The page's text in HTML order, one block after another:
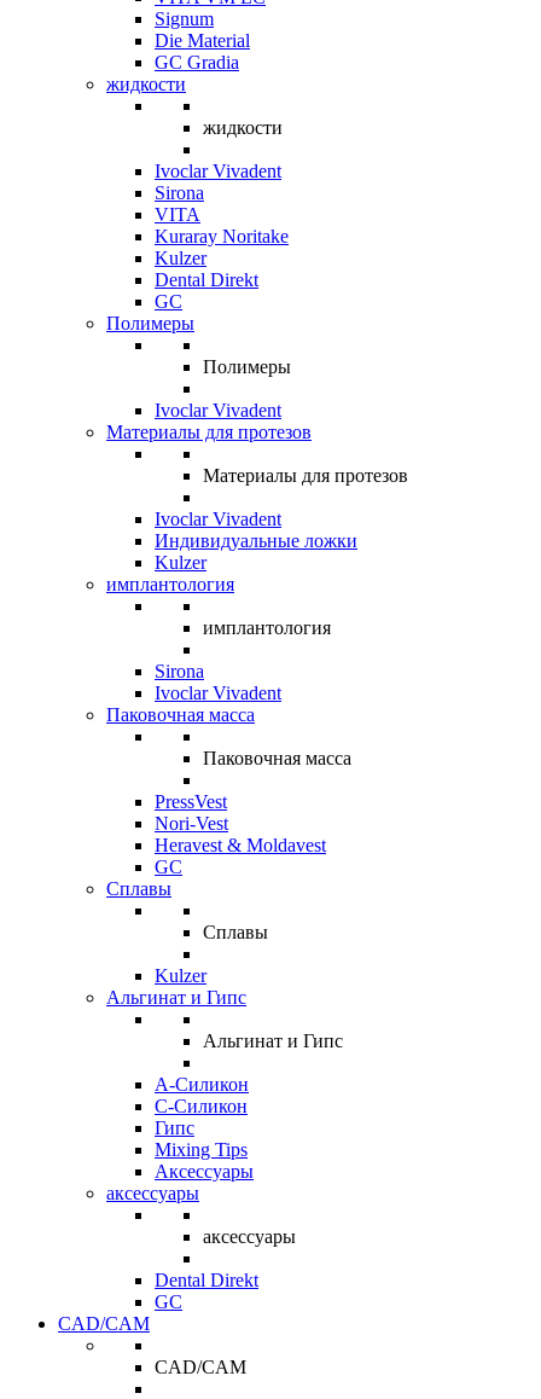
Signum
Die Material
GC Gradia
жидкости
жидкости
Ivoclar Vivadent
Sirona
VITA
Kuraray Noritake
Kulzer
Dental Direkt
GC
Полимеры
Полимеры
Ivoclar Vivadent
Материалы для протезов
Материалы для протезов
Ivoclar Vivadent
Индивидуальные ложки
Kulzer
имплантология
имплантология
Sirona
Ivoclar Vivadent
Паковочная масса
Паковочная масса
PressVest
Nori-Vest
Heravest & Moldavest
GC
Сплавы
Сплавы
Kulzer
Альгинат и Гипс
Альгинат и Гипс
A-Силикон
C-Силикон
Гипс
Mixing Tips
Аксессуары
аксессуары
аксессуары
Dental Direkt
GC
CAD/CAM
CAD/CAM